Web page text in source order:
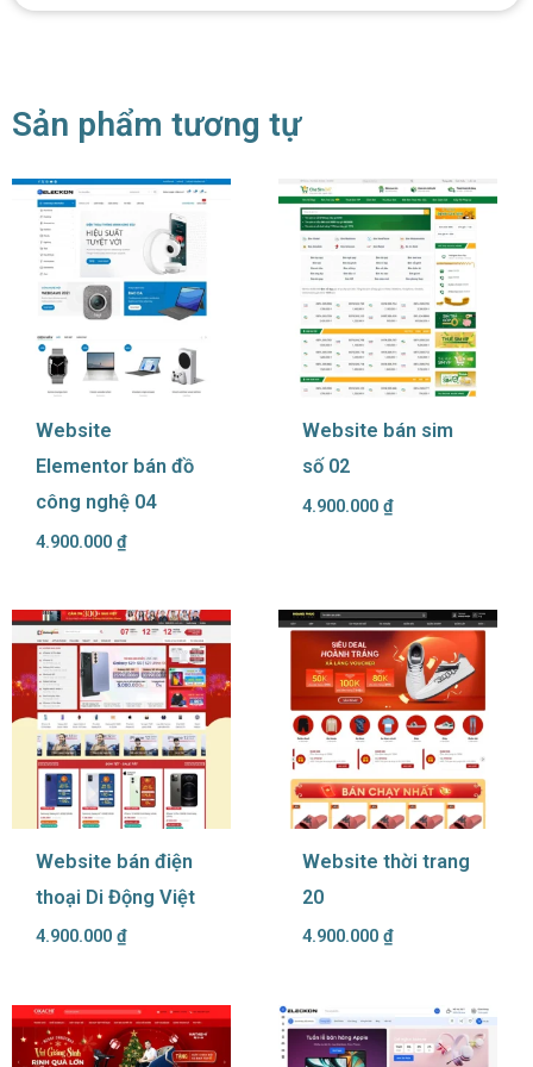
Sản phẩm tương tự
Website
Elementor bán đồ
công nghệ 04
4.900.000 ₫
Website bán sim
số 02
4.900.000 ₫
Website bán điện
thoại Di Động Việt
4.900.000 ₫
Website thời trang
20
4.900.000 ₫